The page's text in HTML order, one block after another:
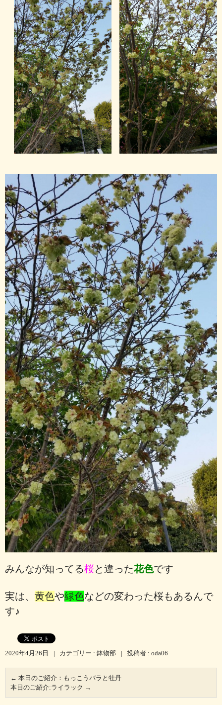
みんなが知ってる桜と違った花色です
実は、 黄色や緑色などの変わった桜もあるんで
す♪
2020年4月26日 | カテゴリー : 鉢物部 | 投稿者 : oda06
← 本日のご紹介：もっこうバラと牡丹
本日のご紹介:ライラック →